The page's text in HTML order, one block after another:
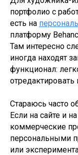
портфолио с
есть на
платформу
Там интересно
иногда находят
функционал:
отредактировать
Стараюсь часто
Если на сайте и
коммерческие
персональными
или